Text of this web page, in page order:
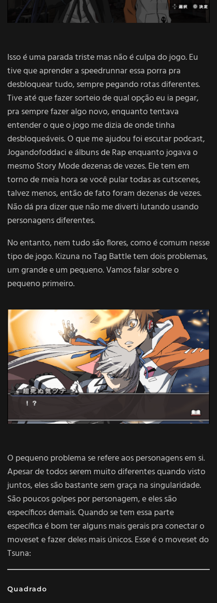
Isso é uma parada triste mas não é culpa do jogo. Eu
tive que aprender a speedrunnar essa porra pra
desbloquear tudo, sempre pegando rotas diferentes.
Tive até que fazer sorteio de qual opção eu ia pegar,
pra sempre fazer algo novo, enquanto tentava
entender o que o jogo me dizia de onde tinha
desbloqueáveis. O que me ajudou foi escutar podcast,
Jogandofoddaci e álbuns de Rap enquanto jogava o
mesmo Story Mode dezenas de vezes. Ele tem em
torno de meia hora se você pular todas as cutscenes,
talvez menos, então de fato foram dezenas de vezes.
Não dá pra dizer que não me diverti lutando usando
personagens diferentes.
No entanto, nem tudo são flores, como é comum nesse
tipo de jogo. Kizuna no Tag Battle tem dois problemas,
um grande e um pequeno. Vamos falar sobre o
pequeno primeiro.
O pequeno problema se refere aos personagens em si.
Apesar de todos serem muito diferentes quando visto
juntos, eles são bastante sem graça na singularidade.
São poucos golpes por personagem, e eles são
específicos demais. Quando se tem essa parte
específica é bom ter alguns mais gerais pra conectar o
moveset e fazer deles mais únicos. Esse é o moveset do
Tsuna:
Quadrado